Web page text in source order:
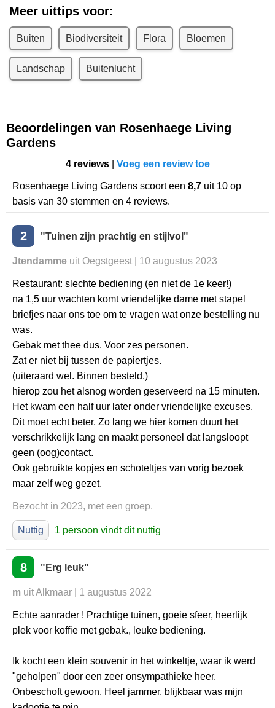
Meer uittips voor:
Buiten Biodiversiteit Flora Bloemen
Landschap Buitenlucht
Beoordelingen van Rosenhaege Living
Gardens
4 reviews| Voeg een review toe
Rosenhaege Living Gardens scoort een 8,7 uit 10 op
basis van 30 stemmen en 4 reviews.
2 "Tuinen zijn prachtig en stijlvol"
Jtendamme uit Oegstgeest | 10 augustus 2023
Restaurant: slechte bediening (en niet de 1e keer!)
na 1,5 uur wachten komt vriendelijke dame met stapel
briefjes naar ons toe om te vragen wat onze bestelling nu
was.
Gebak met thee dus. Voor zes personen.
Zat er niet bij tussen de papiertjes.
(uiteraard wel. Binnen besteld.)
hierop zou het alsnog worden geserveerd na 15 minuten.
Het kwam een half uur later onder vriendelijke excuses.
Dit moet echt beter. Zo lang we hier komen duurt het
verschrikkelijk lang en maakt personeel dat langsloopt
geen (oog)contact.
Ook gebruikte kopjes en schoteltjes van vorig bezoek
maar zelf weg gezet.
Bezocht in 2023, met een groep.
Nuttig 1 persoon vindt dit nuttig
8 "Erg leuk"
m uit Alkmaar | 1 augustus 2022
Echte aanrader ! Prachtige tuinen, goeie sfeer, heerlijk
plek voor koffie met gebak., leuke bediening.
Ik kocht een klein souvenir in het winkeltje, waar ik werd
"geholpen" door een zeer onsympathieke heer.
Onbeschoft gewoon. Heel jammer, blijkbaar was mijn